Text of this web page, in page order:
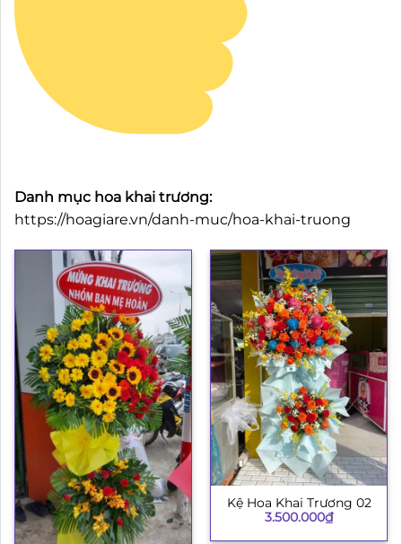
Danh mục hoa khai trương:
https://hoagiare.vn/danh-muc/hoa-khai-truong
Kệ Hoa Khai Trương 02
3.500.000₫